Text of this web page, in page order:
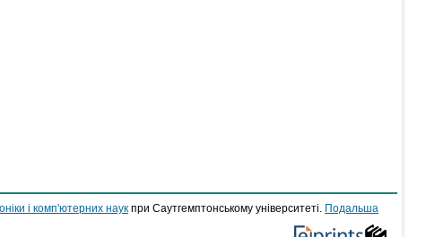
і комп'ютерних наук при Саутгемптонському університеті.
Подальша